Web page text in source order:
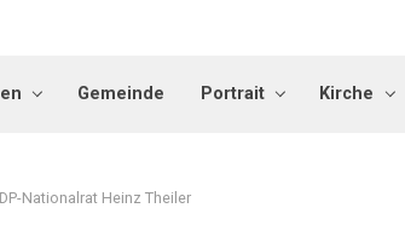
Gemeinde Portrait Kirche
Nationalrat Heinz Theiler